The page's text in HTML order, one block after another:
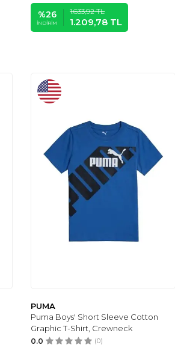
%26
İNDIRIM
1.633,92TL
1.209,78 TL
PUMA
Puma Boys' Short Sleeve Cotton
Graphic T-Shirt, Crewneck
0.0 (0)